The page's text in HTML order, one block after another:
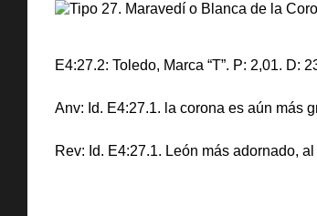
E4:27.2: Toledo, Marca “T”. P: 2,01. D:
Anv: Id. E4:27.1. la corona es aún más
Rev: Id. E4:27.1. León más adornado,